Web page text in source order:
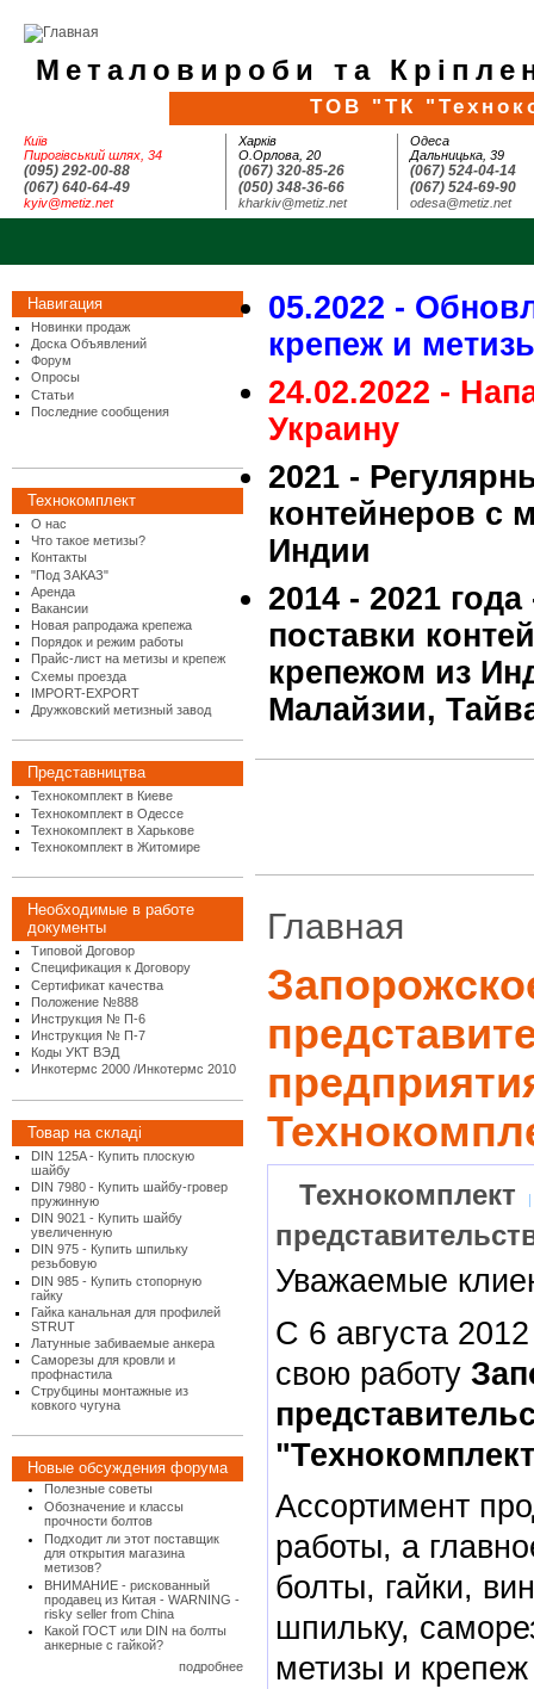
Металовироби та
ТОВ "ТК
Київ
Пирогівський шлях, 34
(095) 292-00-88
(067) 640-64-49
kyiv@metiz.net
Харків
О.Орлова, 20
(067) 320-85-26
(050) 348-36-66
kharkiv@metiz.net
Одеса
Дальницька, 39
(067) 524-04-14
(067) 524-69-90
odesa@metiz.net
Навигация
Новинки продаж
Доска Объявлений
Форум
Опросы
Статьи
Последние сообщения
Технокомплект
О нас
Что такое метизы?
Контакты
"Под ЗАКАЗ"
Аренда
Вакансии
Новая рапродажа крепежа
Порядок и режим работы
Прайс-лист на метизы и крепеж
Схемы проезда
IMPORT-EXPORT
Дружковский метизный завод
Представництва
Технокомплект в Киеве
Технокомплект в Одессе
Технокомплект в Харькове
Технокомплект в Житомире
Необходимые в работе
документы
Типовой Договор
Спецификация к Договору
Сертификат качества
Положение №888
Инструкция № П-6
Инструкция № П-7
Коды УКТ ВЭД
Инкотермс 2000 /Инкотермс 2010
Товар на складі
DIN 125A - Купить плоскую
шайбу
DIN 7980 - Купить шайбу-гровер
пружинную
DIN 9021 - Купить шайбу
увеличенную
DIN 975 - Купить шпильку
резьбовую
DIN 985 - Купить стопорную
гайку
Гайка канальная для профилей
STRUT
Латунные забиваемые анкера
Саморезы для кровли и
профнастила
Струбцины монтажные из
ковкого чугуна
Новые обсуждения форума
Полезные советы
Обозначение и классы
прочности болтов
Подходит ли этот поставщик
для открытия магазина
метизов?
ВНИМАНИЕ - рискованный
продавец из Китая - WARNING -
risky seller from China
Какой ГОСТ или DIN на болты
анкерные с гайкой?
подробнее
05.2022 -
крепеж и
24.02.2022 -
Украину
2021 -
контейнеров с
Индии
2014 - 2021
поставки
крепежом из
Малайзии,
Главная
Технокомплект
Уважаемые
С 6 августа
свою работу
Ассортимент
работы, а
болты, гайки,
шпильку,
метизы и